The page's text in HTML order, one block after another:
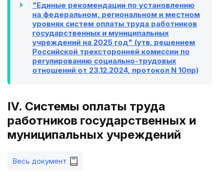
"Единые рекомендации по установлению
на федеральном, региональном и местном
уровнях систем оплаты труда работников
государственных и муниципальных
учреждений на 2025 год" (утв. решением
Российской трехсторонней комиссии по
регулированию социально-трудовых
отношений от 23.12.2024, протокол N 10пр)
IV. Системы оплаты труда
работников государственных и
муниципальных учреждений
Весь документ